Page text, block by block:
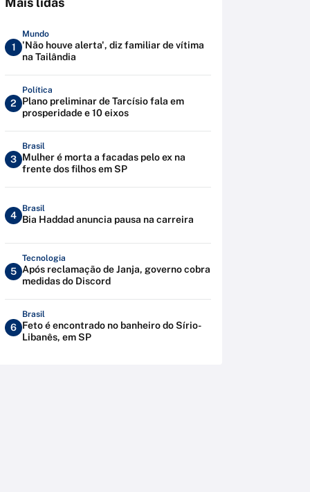
1
Mundo
'Não houve alerta', diz familiar de vítima
na Tailândia
2
Política
Plano preliminar de Tarcísio fala em
prosperidade e 10 eixos
3
Brasil
Mulher é morta a facadas pelo ex na
frente dos filhos em SP
4
Brasil
Bia Haddad anuncia pausa na carreira
5
Tecnologia
Após reclamação de Janja, governo cobra
medidas do Discord
6
Brasil
Feto é encontrado no banheiro do Sírio-
Libanês, em SP